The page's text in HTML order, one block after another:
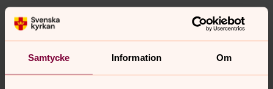
Samtycke Information Om
Senast ändrad 9 juni 2025
Synpunkter eller frågor på sidans
innehåll?
bro.forsamling@svenskakyrkan.se